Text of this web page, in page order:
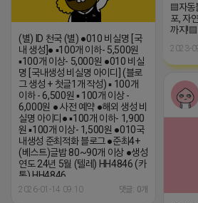
▤자동
포, 자
까지!▤
2023-
(별) ID 천국 (별) ●010 비실명 [국
내 생성]● ▪100개 이하- 5,500원
▪100개 이상- 5,000원 ●010 비실
명 [국내생성 비실명 아이디] (블로
그 생성 + 첫글1개 작성) ▪ 100개
이하 - 6,500원 ▪ 100개 이상 -
6,000원 ● 사전 예약 ●해외 생성 비
실명 아이디● ▪100개 이하- 1,900
원 ▪100개 이상- 1,500원 ●010국
내생성 준최적화 블로그 ●준최4+
(베스트)글밥 80~90개 이상 ●생성
연도 24년 5월 (텔레) HH4846 (카
톡) HH4846
2026-01-14 09:10 댓글: 0개